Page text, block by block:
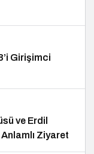
Girişimci
ve Erdil
Anlamlı Ziyaret